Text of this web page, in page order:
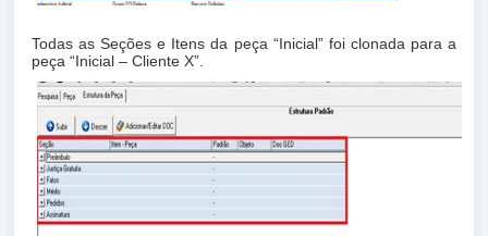
Todas as Seções e Itens da peça “Inicial” foi clonada para a
peça “Inicial – Cliente X”.